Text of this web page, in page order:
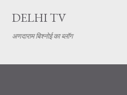
DELHI TV
अणदाराम बिश्नोई का ब्लॉग